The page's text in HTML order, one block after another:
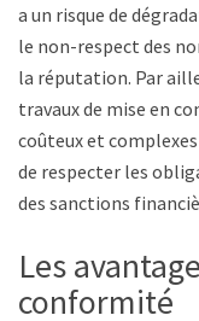
a un risque de
le non-respect des
la réputation. Par
travaux de mise en
coûteux et complexes
de respecter les
des sanctions
Les
conformité